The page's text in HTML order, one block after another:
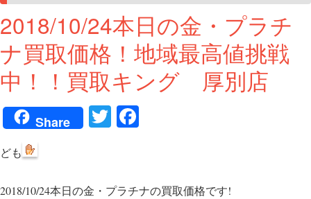
2018/10/24本日の金・プラチ
ナ買取価格！地域最高値挑戦
中！！買取キング 厚別店
Share T
r ok
ども
2018/10/24本日の金・プラチナの買取価格です!